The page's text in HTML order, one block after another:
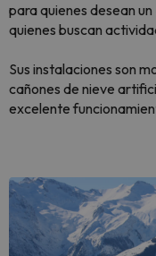
para quienes desean un
quienes buscan
Sus instalaciones son
cañones de nieve
excelente